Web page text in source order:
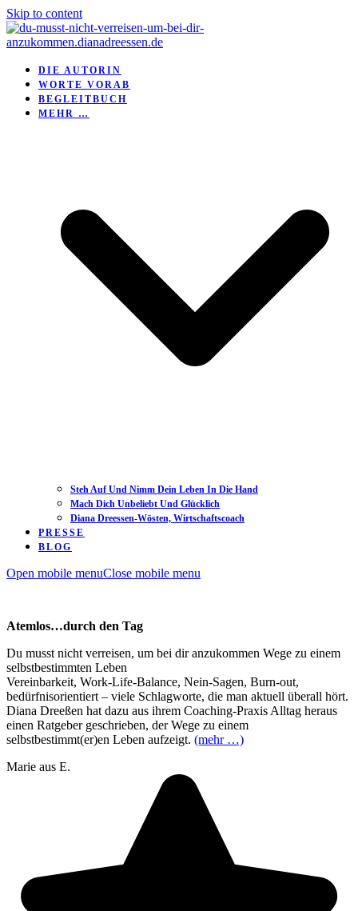
Skip to content
DIE AUTORIN
WORTE VORAB
BEGLEITBUCH
MEHR …
Steh Auf Und Nimm Dein Leben In Die Hand
Mach Dich Unbeliebt Und Glücklich
Diana Dreessen-Wösten, Wirtschaftscoach
PRESSE
BLOG
Open mobile menuClose mobile menu
Atemlos…durch den Tag
Du musst nicht verreisen, um bei dir anzukommen Wege zu einem
selbstbestimmten Leben
Vereinbarkeit, Work-Life-Balance, Nein-Sagen, Burn-out,
bedürfnisorientiert – viele Schlagworte, die man aktuell überall hört.
Diana Dreeßen hat dazu aus ihrem Coaching-Praxis Alltag heraus
einen Ratgeber geschrieben, der Wege zu einem
selbstbestimmt(er)en Leben aufzeigt. (mehr …)
Marie aus E.